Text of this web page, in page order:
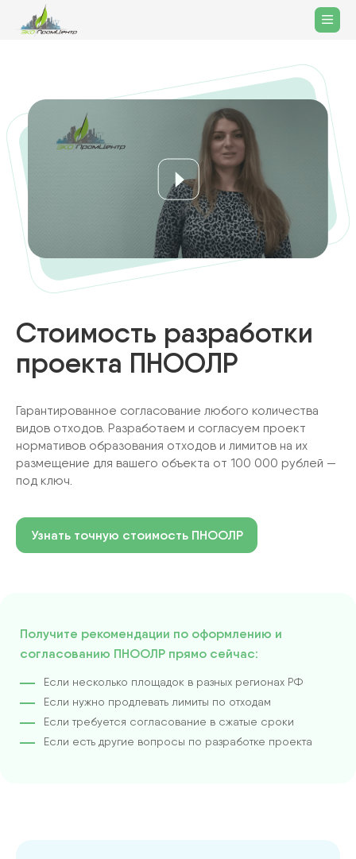
Стоимость разработки
проекта ПНООЛР
Гарантированное согласование любого количества
видов отходов. Разработаем и согласуем проект
нормативов образования отходов и лимитов на их
размещение для вашего объекта от 100 000 рублей —
под ключ.
Узнать точную стоимость ПНООЛР
Получите рекомендации по оформлению и
согласованию ПНООЛР прямо сейчас:
Если несколько площадок в разных регионах РФ
Если нужно продлевать лимиты по отходам
Если требуется согласование в сжатые сроки
Если есть другие вопросы по разработке проекта